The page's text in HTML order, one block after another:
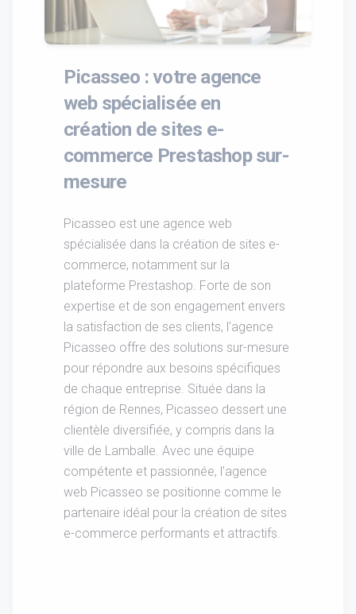
Picasseo : votre agence
web spécialisée en
création de sites e-
commerce Prestashop sur-
mesure
Picasseo est une agence web
spécialisée dans la création de sites e-
commerce, notamment sur la
plateforme Prestashop. Forte de son
expertise et de son engagement envers
la satisfaction de ses clients, l'agence
Picasseo offre des solutions sur-mesure
pour répondre aux besoins spécifiques
de chaque entreprise. Située dans la
région de Rennes, Picasseo dessert une
clientèle diversifiée, y compris dans la
ville de Lamballe. Avec une équipe
compétente et passionnée, l'agence
web Picasseo se positionne comme le
partenaire idéal pour la création de sites
e-commerce performants et attractifs.